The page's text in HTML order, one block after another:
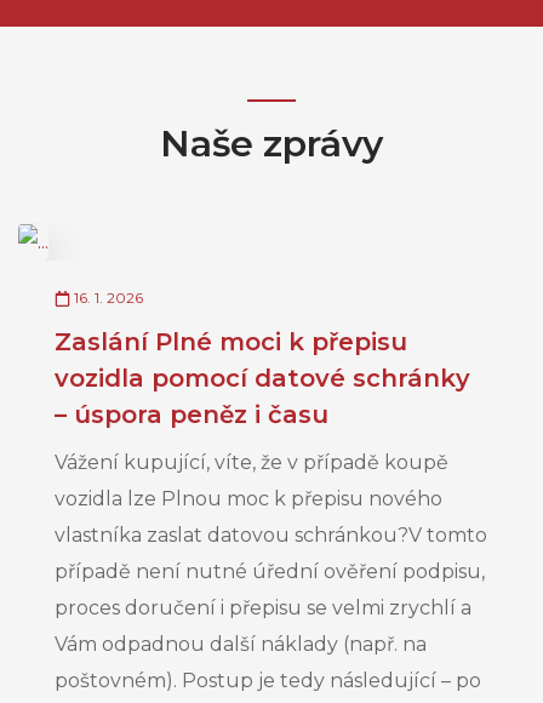
Naše zprávy
16. 1. 2026
Zaslání Plné moci k přepisu
vozidla pomocí datové schránky
– úspora peněz i času
Vážení kupující, víte, že v případě koupě
vozidla lze Plnou moc k přepisu nového
vlastníka zaslat datovou schránkou?V tomto
případě není nutné úřední ověření podpisu,
proces doručení i přepisu se velmi zrychlí a
Vám odpadnou další náklady (např. na
poštovném). Postup je tedy následující – po